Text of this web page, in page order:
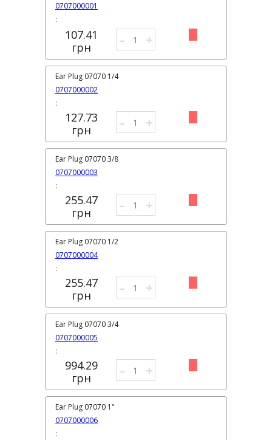
0707000001
107.41
грн
:
– +
0707000002
Ear Plug 07070 1/4
127.73
грн
:
– +
0707000003
Ear Plug 07070 3/8
255.47
грн
:
– +
0707000004
Ear Plug 07070 1/2
255.47
грн
:
– +
0707000005
Ear Plug 07070 3/4
994.29
грн
:
– +
0707000006
Ear Plug 07070 1"
: